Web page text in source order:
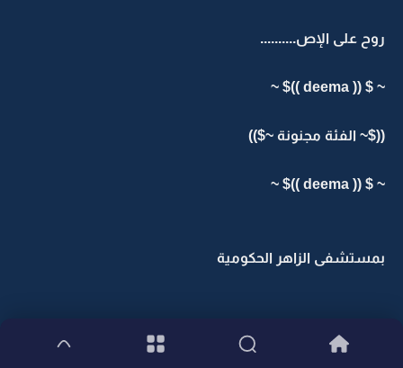
روح على الإص..........
~ $ (( deema ))$ ~
(($~ الفئة مجنونة ~$))
~ $ (( deema ))$ ~
بمستشفى الزاهر الحكومية
عدلت نقابها سماهر وهي تجلس في كرسي الأنتظار مع